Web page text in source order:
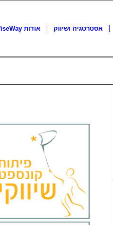
אודות WiseWay אסטרטגיה ושיווק